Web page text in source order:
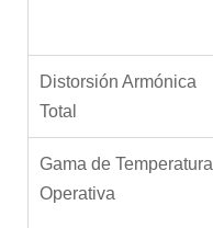
Distorsión Armónica
Total
Gama de Temperatura
Operativa